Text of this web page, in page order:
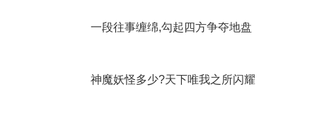
一段往事缠绵,勾起四方争夺地盘
神魔妖怪多少?天下唯我之所闪耀